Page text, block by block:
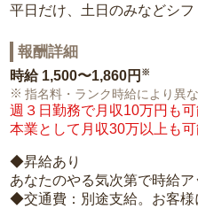
平日だけ、土日のみなどシフ
報酬詳細
時給 1,500〜1,860円 ※
指名料・ランク時給により異
週３日勤務で月収10万円も
本業として月収30万以上も
◆昇給あり
あなたのやる気次第で時給ア
◆交通費：別途支給。お客様